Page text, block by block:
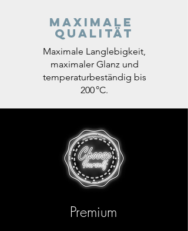
Maximale
Qualität
Maximale Langlebigkeit,
maximaler Glanz und
temperaturbeständig bis
200 °C.
Premium